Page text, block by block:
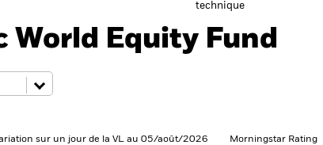
technique
World Equity Fund
sur un jour de la VL au 05/août/2026 Morningstar Rating